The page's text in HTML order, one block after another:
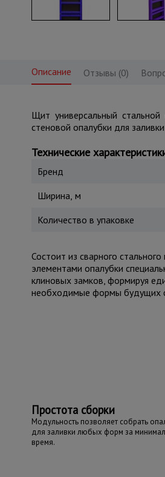
Описание Отзывы (0)
Щит универсальный
стеновой опалубки для
Технические
Бренд
Ширина, м
Количество в упаковке
Состоит из сварного
элементами опалубки
клиновых замков, формируя
необходимые формы будущих
Простота сборки
Модульность позволяет собрать
для заливки любых форм за
время.